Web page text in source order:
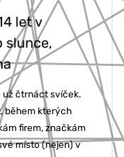
let v
slunce,
už čtrnáct svíček.
během kterých
firem, značkám
místo (nejen) v